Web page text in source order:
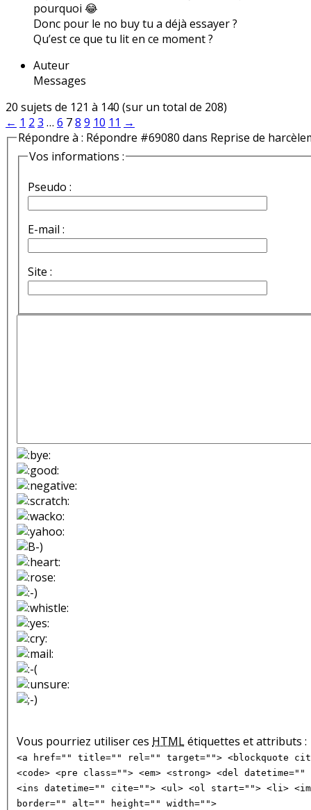
pourquoi 😂
Donc pour le no buy tu a déjà essayer ?
Qu’est ce que tu lit en ce moment ?
Auteur
Messages
20 sujets de 121 à 140 (sur un total de 208)
← 1 2 3 … 6 78 9 10 11 →
Répondre à : Répondre #69080 dans Reprise de
Vos informations :
Pseudo :
E-mail :
Site :
Vous pourriez utiliser ces HTMLétiquettes et attributs :
<a href="" title="" rel="" target=""> <blockquote
<code> <pre class=""> <em> <strong> <del
<ins datetime="" cite=""> <ul> <ol start=""> <li>
border="" alt="" height="" width="">